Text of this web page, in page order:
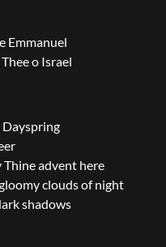
Emmanuel
o Israel
Dayspring
advent here
clouds of night
shadows